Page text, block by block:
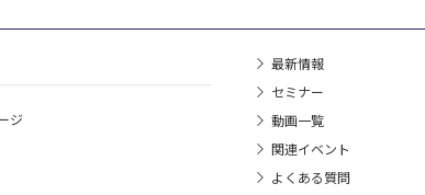
ジ
最新情報
セミナー
動画一覧
関連イベント
よくある質問